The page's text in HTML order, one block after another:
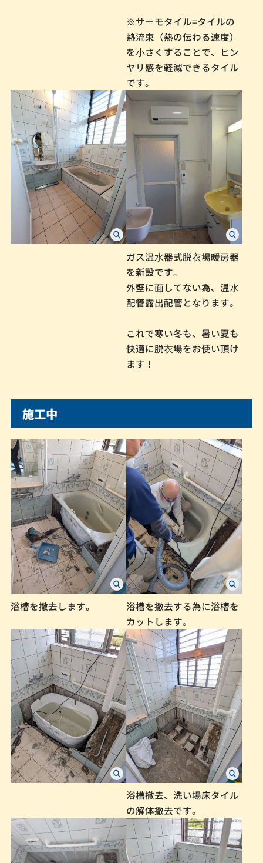
※サーモタイル=タイルの
熱流束（熱の伝わる速度）
を⼩さくすることで、ヒン
ヤリ感を軽減できるタイル
です。
ガス温⽔器式脱⾐場暖房器
を新設です。
外壁に⾯してない為、温⽔
配管露出配管となります。
これで寒い冬も、暑い夏も
快適に脱⾐場をお使い頂け
ます！
施工中
浴槽を撤去します。
浴槽を撤去する為に浴槽を
カットします。
浴槽撤去、洗い場床タイル
の解体撤去です。